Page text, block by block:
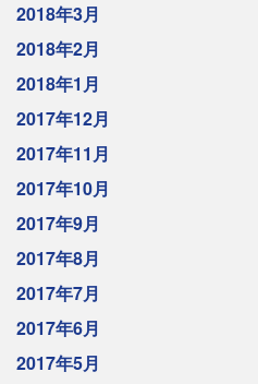
2018年3月
2018年2月
2018年1月
2017年12月
2017年11月
2017年10月
2017年9月
2017年8月
2017年7月
2017年6月
2017年5月